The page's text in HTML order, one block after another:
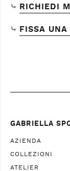
⤷ RICHIEDI
⤷ FISSA UNA
GABRIELLA
AZIENDA
COLLEZIONI
ATELIER